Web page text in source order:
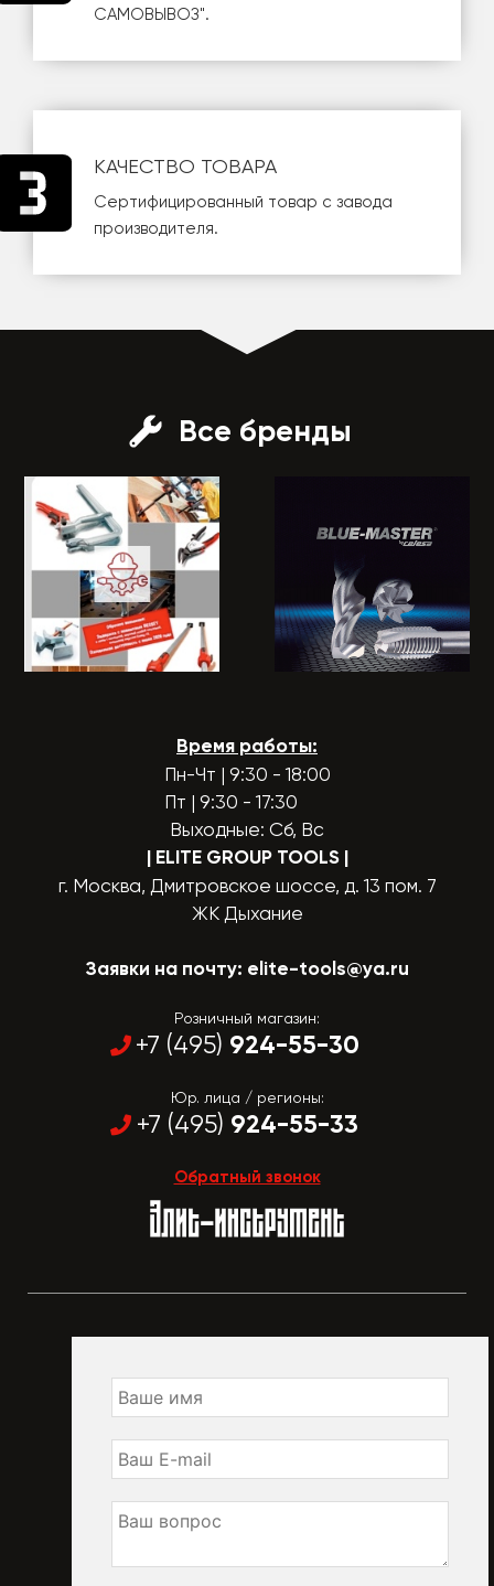
САМОВЫВОЗ".
КАЧЕСТВО ТОВАРА
Сертифицированный товар с завода
производителя.
Все бренды
Время работы:
Пн-Чт | 9:30 - 18:00
Пт | 9:30 - 17:30
Выходные: Сб, Вс
| ELITE GROUP TOOLS |
г. Москва, Дмитровское шоссе, д. 13 пом. 7
ЖК Дыхание
Заявки на почту: elite-tools@ya.ru
Розничный магазин:
+7 (495) 924-55-30
Юр. лица / регионы:
+7 (495) 924-55-33
Обратный звонок